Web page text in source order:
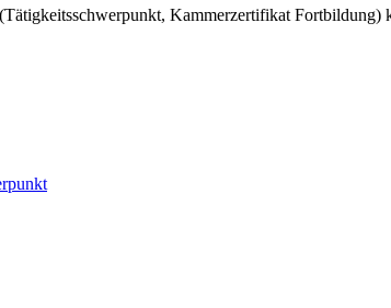
Kammerzertifikat